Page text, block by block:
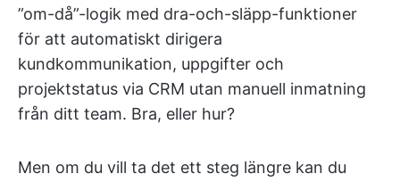
”om-då”-logik med dra-och-släpp-funktioner
för att automatiskt dirigera
kundkommunikation, uppgifter och
projektstatus via CRM utan manuell inmatning
från ditt team. Bra, eller hur?
Men om du vill ta det ett steg längre kan du